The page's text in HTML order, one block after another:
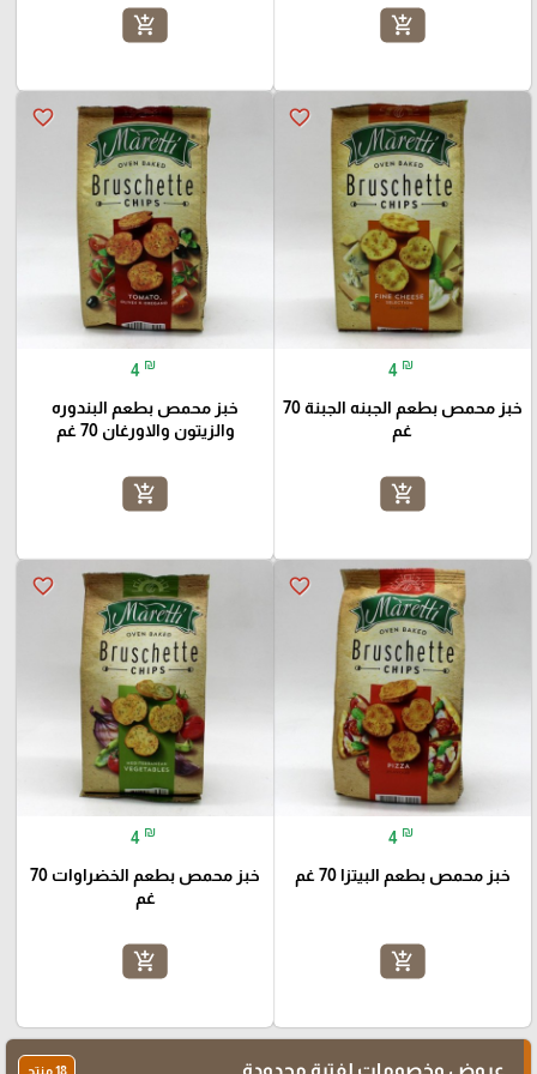
add_shopping_cart
add_shopping_cart
favorite_border
4 ₪
خبز محمص بطعم الجبنه الجبنة 70
غم
add_shopping_cart
favorite_border
4 ₪
خبز محمص بطعم البندوره
والزيتون والاورغان 70 غم
add_shopping_cart
favorite_border
4 ₪
خبز محمص بطعم البيتزا 70 غم
add_shopping_cart
favorite_border
4 ₪
خبز محمص بطعم الخضراوات 70
غم
add_shopping_cart
عروض وخصومات لفترة محدودة 18 منتج